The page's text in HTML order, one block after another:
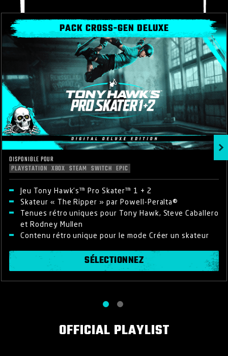
PACK CROSS-GEN DELUXE
DISPONIBLE POUR
PLAYSTATION XBOX STEAM SWITCH EPIC
Jeu Tony Hawk’s™ Pro Skater™ 1 + 2
Skateur « The Ripper » par Powell-Peralta®
Tenues rétro uniques pour Tony Hawk, Steve Caballero
et Rodney Mullen
Contenu rétro unique pour le mode Créer un skateur
SÉLECTIONNEZ
OFFICIAL PLAYLIST